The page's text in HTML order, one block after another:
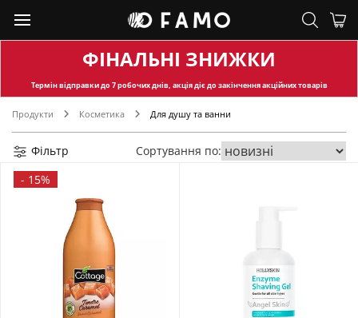
ФІНАЛЬНІ ЗНИЖКИ
Термін відправкидо 7 робочих днів, акція діє до закінчення акційних товарів
Продукти Косметика Для душу та ванни
Фільтр
Сортування по:
- 15%